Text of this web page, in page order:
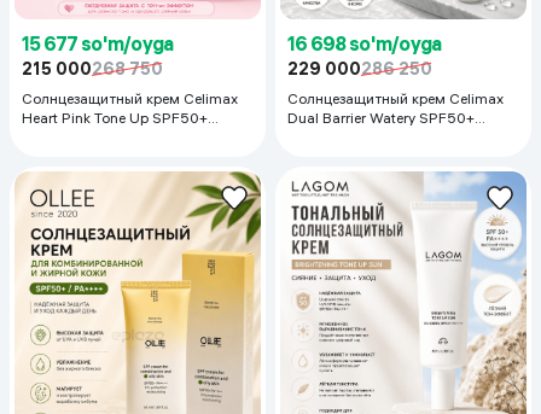
15 677 so'm/oyga
215 000268 750
Солнцезащитный крем Celimax
Heart Pink Tone Up SPF50+
16 698 so'm/oyga
229 000286 250
Солнцезащитный крем Celimax
Dual Barrier Watery SPF50+